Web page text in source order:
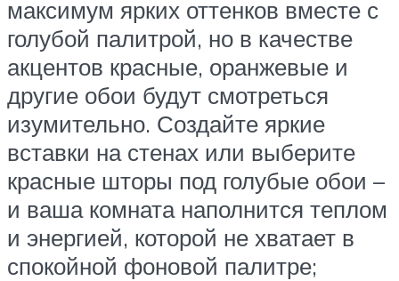
максимум ярких оттенков вместе с
голубой палитрой, но в качестве
акцентов красные, оранжевые и
другие обои будут смотреться
изумительно. Создайте яркие
вставки на стенах или выберите
красные шторы под голубые обои –
и ваша комната наполнится теплом
и энергией, которой не хватает в
спокойной фоновой палитре;